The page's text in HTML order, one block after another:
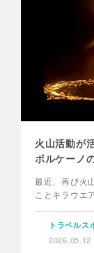
火山活動が
ボルケーノ
最近、再び火
ことキラウエ
トラベルス
2026.05.12